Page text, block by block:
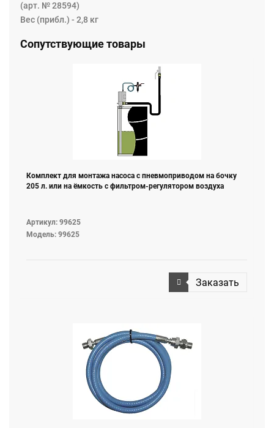
(арт. № 28594)
Вес (прибл.) - 2,8 кг
Сопутствующие товары
Комплект для монтажа насоса с пневмоприводом на бочку
205 л. или на ёмкость с фильтром-регулятором воздуха
Артикул: 99625
Модель: 99625
Заказать